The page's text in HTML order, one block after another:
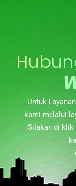
Untuk
kami melalui
Silakan di klik